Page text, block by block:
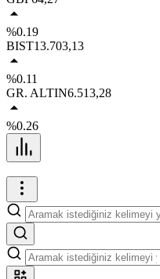
%0.19
BIST13.703,13
%0.11
GR. ALTIN6.513,28
%0.26